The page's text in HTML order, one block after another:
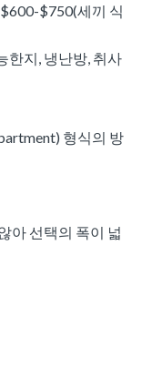
$750(세끼 식
한지, 냉난방, 취사
형식의 방
아 선택의 폭이 넓